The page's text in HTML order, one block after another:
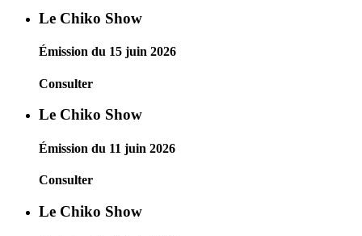
Le Chiko Show
Émission du 15 juin 2026
Consulter
Le Chiko Show
Émission du 11 juin 2026
Consulter
Le Chiko Show